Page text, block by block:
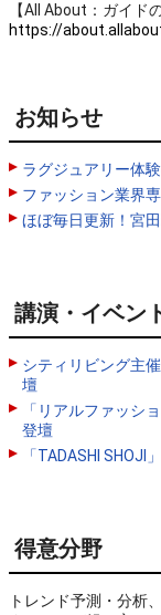
【All About：ガイド
https://
お知らせ
ラグジュアリー体
ファッション業界
ほぼ毎日更新！宮
講演・イベン
シティリビング主
壇
「リアルファッシ
登壇
「TADASHI
得意分野
トレンド予測・分析